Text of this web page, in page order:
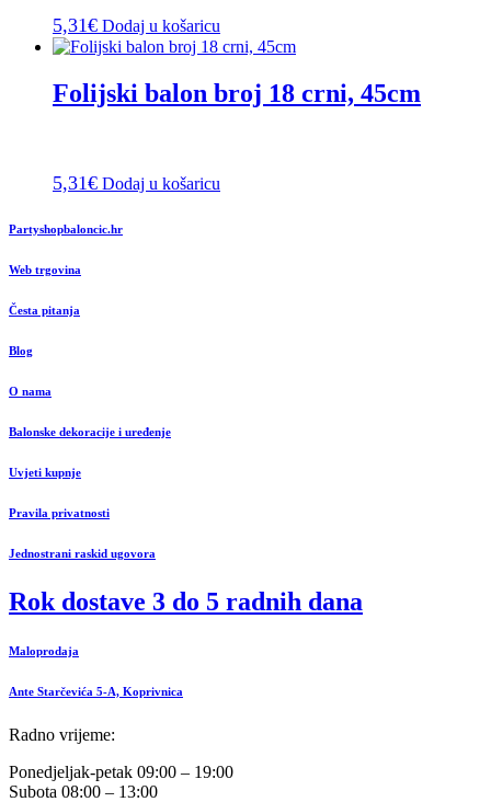
5,31€ Dodaj u košaricu
Folijski balon broj 18 crni, 45cm
5,31€ Dodaj u košaricu
Partyshopbaloncic.hr
Web trgovina
Česta pitanja
Blog
O nama
Balonske dekoracije i uređenje
Uvjeti kupnje
Pravila privatnosti
Jednostrani raskid ugovora
Rok dostave 3 do 5 radnih dana
Maloprodaja
Ante Starčevića 5-A, Koprivnica
Radno vrijeme:
Ponedjeljak-petak 09:00 – 19:00
Subota 08:00 – 13:00